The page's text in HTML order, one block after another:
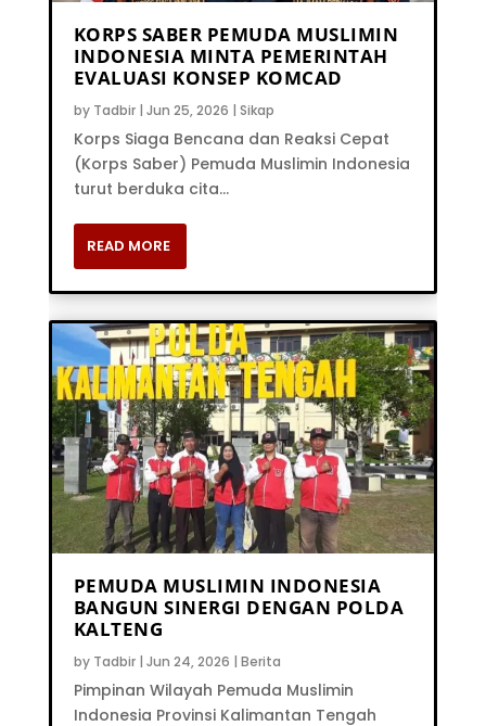
KORPS SABER PEMUDA MUSLIMIN
INDONESIA MINTA PEMERINTAH
EVALUASI KONSEP KOMCAD
by Tadbir| Jun 25, 2026 | Sikap
Korps Siaga Bencana dan Reaksi Cepat
(Korps Saber) Pemuda Muslimin Indonesia
turut berduka cita...
READ MORE
PEMUDA MUSLIMIN INDONESIA
BANGUN SINERGI DENGAN POLDA
KALTENG
by Tadbir| Jun 24, 2026 | Berita
Pimpinan Wilayah Pemuda Muslimin
Indonesia Provinsi Kalimantan Tengah